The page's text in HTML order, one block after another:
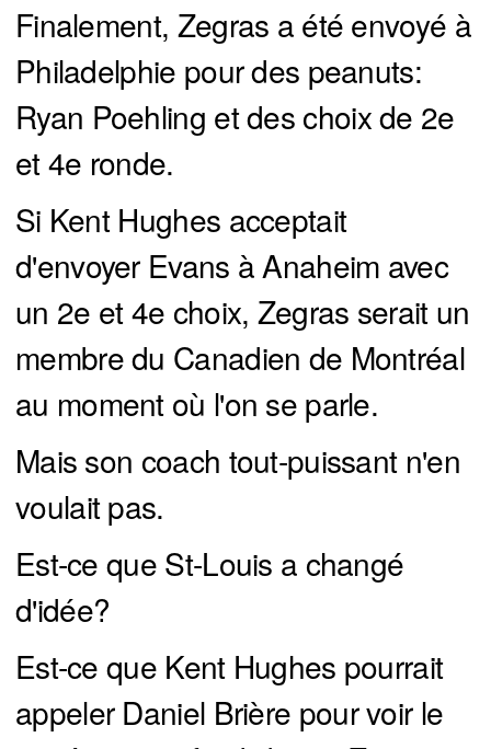
Finalement, Zegras a été envoyé à
Philadelphie pour des peanuts:
Ryan Poehling et des choix de 2e
et 4e ronde.
Si Kent Hughes acceptait
d'envoyer Evans à Anaheim avec
un 2e et 4e choix, Zegras serait un
membre du Canadien de Montréal
au moment où l'on se parle.
Mais son coach tout-puissant n'en
voulait pas.
Est-ce que St-Louis a changé
d'idée?
Est-ce que Kent Hughes pourrait
appeler Daniel Brière pour voir le